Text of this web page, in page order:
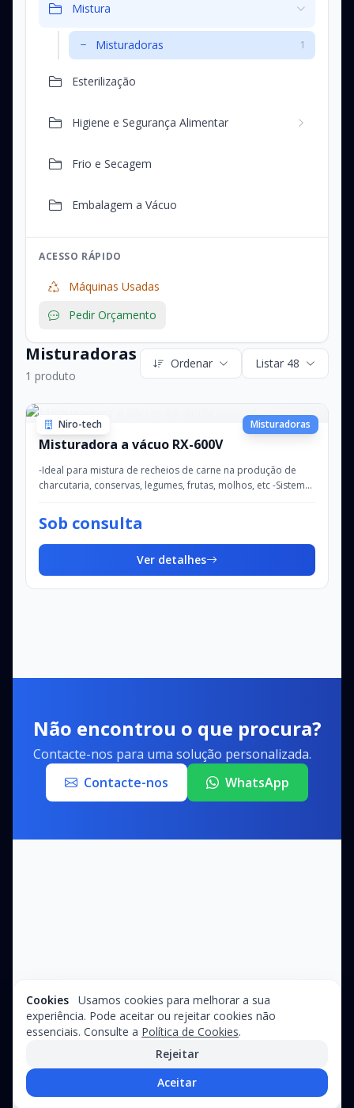
Cookies
Usamos cookies para melhorar a sua
experiência. Pode aceitar ou rejeitar cookies não
essenciais. Consulte a Política de Cookies.
Rejeitar
Aceitar
Mistura
Misturadoras 1
Esterilização
Higiene e Segurança Alimentar
Frio e Secagem
Embalagem a Vácuo
ACESSO RÁPIDO
Máquinas Usadas
Pedir Orçamento
Misturadoras
1 produto
Ordenar Listar 48
Niro-tech Misturadoras
Misturadora a vácuo RX-600V
-Ideal para mistura de recheios de carne na produção de
charcutaria, conservas, legumes, frutas, molhos, etc -Sistema
Sob consulta
Ver detalhes
Não encontrou o que procura?
Contacte-nos para uma solução personalizada.
Contacte-nos
WhatsApp